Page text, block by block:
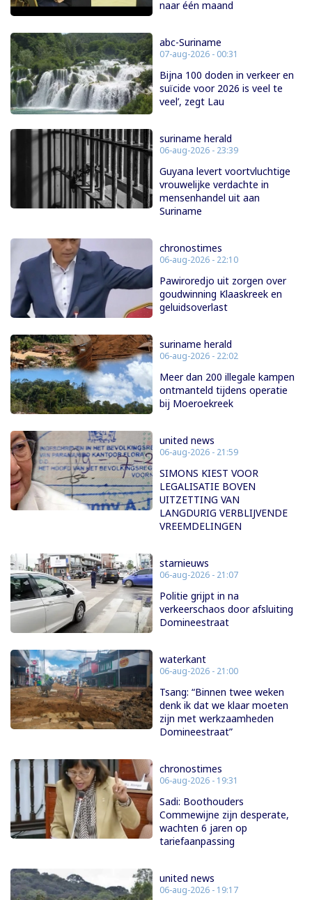
naar één maand
abc-Suriname
07-aug-2026 - 00:31
Bijna 100 doden in verkeer en
suïcide voor 2026 is veel te
veel’, zegt Lau
suriname herald
06-aug-2026 - 23:39
Guyana levert voortvluchtige
vrouwelijke verdachte in
mensenhandel uit aan
Suriname
chronostimes
06-aug-2026 - 22:10
Pawiroredjo uit zorgen over
goudwinning Klaaskreek en
geluidsoverlast
suriname herald
06-aug-2026 - 22:02
Meer dan 200 illegale kampen
ontmanteld tijdens operatie
bij Moeroekreek
united news
06-aug-2026 - 21:59
SIMONS KIEST VOOR
LEGALISATIE BOVEN
UITZETTING VAN
LANGDURIG VERBLIJVENDE
VREEMDELINGEN
starnieuws
06-aug-2026 - 21:07
Politie grijpt in na
verkeerschaos door afsluiting
Domineestraat
waterkant
06-aug-2026 - 21:00
Tsang: “Binnen twee weken
denk ik dat we klaar moeten
zijn met werkzaamheden
Domineestraat”
chronostimes
06-aug-2026 - 19:31
Sadi: Boothouders
Commewijne zijn desperate,
wachten 6 jaren op
tariefaanpassing
united news
06-aug-2026 - 19:17